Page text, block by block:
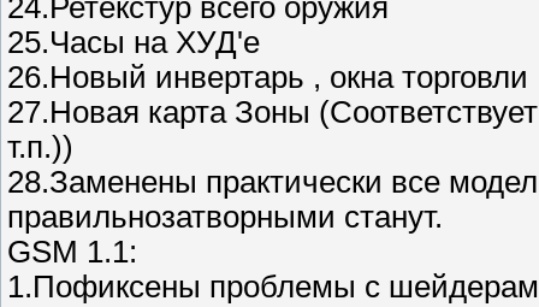
24.Ретекстур всего оружия
25.Часы на ХУД'е
26.Новый инвертарь , окна торговли
27.Новая карта Зоны
т.п.))
28.Заменены практически все
правильнозатворными станут.
GSM 1.1:
1.Пофиксены проблемы с